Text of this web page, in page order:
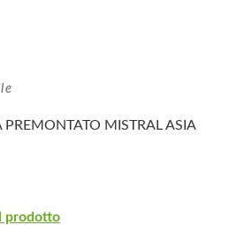
MISTRAL ASIA
prodotto